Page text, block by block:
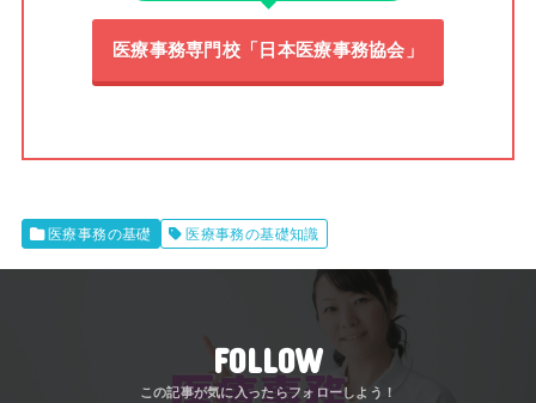
医療事務専門校「日本医療事務協会」
医療事務の基礎 医療事務の基礎知識
FOLLOW